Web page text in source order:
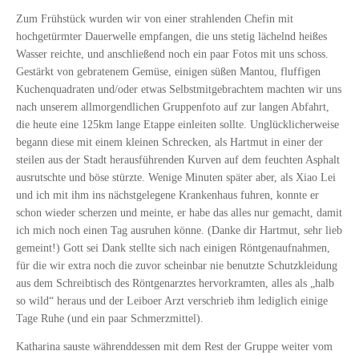
Zum Frühstück wurden wir von einer strahlenden Chefin mit
hochgetürmter Dauerwelle empfangen, die uns stetig lächelnd heißes
Wasser reichte, und anschließend noch ein paar Fotos mit uns schoss.
Gestärkt von gebratenem Gemüse, einigen süßen Mantou, fluffigen
Kuchenquadraten und/oder etwas Selbstmitgebrachtem machten wir uns
nach unserem allmorgendlichen Gruppenfoto auf zur langen Abfahrt,
die heute eine 125km lange Etappe einleiten sollte. Unglücklicherweise
begann diese mit einem kleinen Schrecken, als Hartmut in einer der
steilen aus der Stadt herausführenden Kurven auf dem feuchten Asphalt
ausrutschte und böse stürzte. Wenige Minuten später aber, als Xiao Lei
und ich mit ihm ins nächstgelegene Krankenhaus fuhren, konnte er
schon wieder scherzen und meinte, er habe das alles nur gemacht, damit
ich mich noch einen Tag ausruhen könne. (Danke dir Hartmut, sehr lieb
gemeint!) Gott sei Dank stellte sich nach einigen Röntgenaufnahmen,
für die wir extra noch die zuvor scheinbar nie benutzte Schutzkleidung
aus dem Schreibtisch des Röntgenarztes hervorkramten, alles als „halb
so wild“ heraus und der Leiboer Arzt verschrieb ihm lediglich einige
Tage Ruhe (und ein paar Schmerzmittel).
Katharina sauste währenddessen mit dem Rest der Gruppe weiter vom